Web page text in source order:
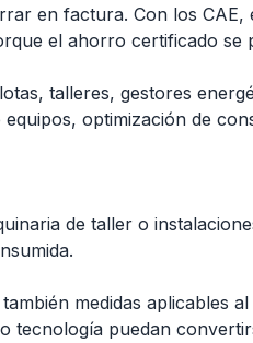
en factura. Con los CAE,
el ahorro certificado se
talleres, gestores
optimización de
de taller o
medidas aplicables
tecnología puedan